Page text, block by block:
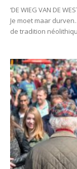
‘DE WIEG VAN DE
Je moet maar
de tradition